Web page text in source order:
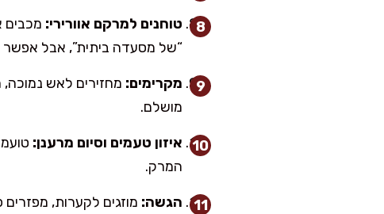
טוחנים למרקם אוורירי: מכבים
“של מסעדה ביתית”, אבל
מקרימים:
מושלם.
איזון טעמים וסיום מרענן:
המרק.
הגשה: מוזגים לקערות,